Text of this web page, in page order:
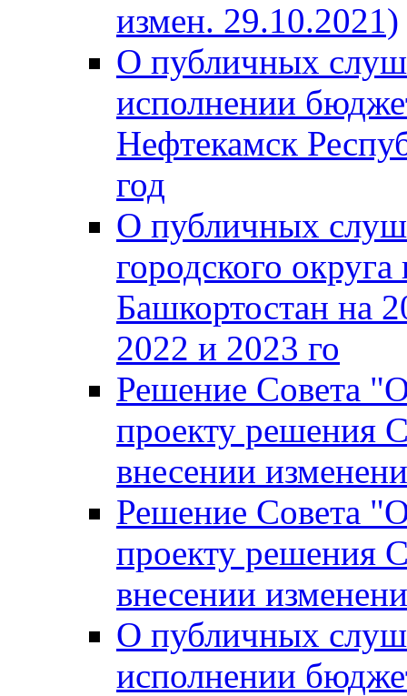
измен. 29.10.2021)
О публичных
исполнении
Нефтекамск
год
О публичных
городского
Башкортостан на
2022 и 2023 го
Решение Совета
проекту решения
внесении
Решение Совета
проекту решения
внесении
О публичных
исполнении